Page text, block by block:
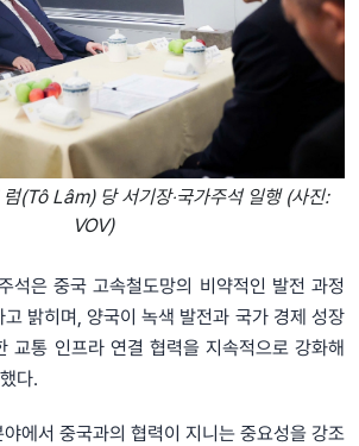
(Tô Lâm) 당 서기장‧국가주석 일행 (사진:
VOV)
석은 중국 고속철도망의 비약적인 발전 과정
밝히며, 양국이 녹색 발전과 국가 경제 성장
교통 인프라 연결 협력을 지속적으로 강화해
다.
에서 중국과의 협력이 지니는 중요성을 강조